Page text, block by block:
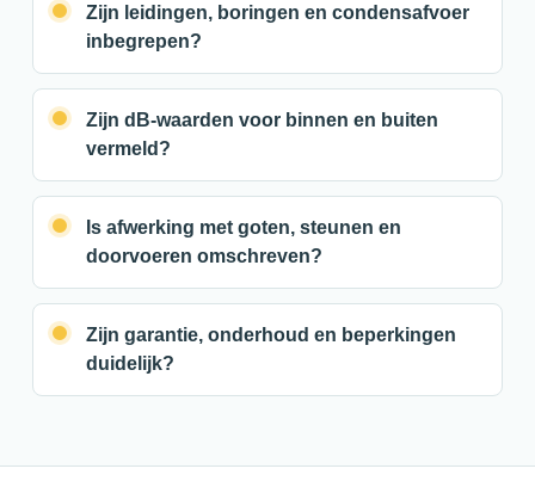
Zijn leidingen, boringen en condensafvoer
inbegrepen?
Zijn dB-waarden voor binnen en buiten
vermeld?
Is afwerking met goten, steunen en
doorvoeren omschreven?
Zijn garantie, onderhoud en beperkingen
duidelijk?